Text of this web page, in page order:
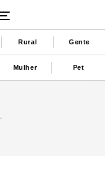
Rural Gente
Mulher Pet